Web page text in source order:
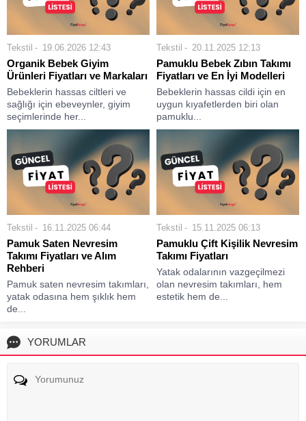
Tekstil 19.06.2026 12:43
Organik Bebek Giyim
Ürünleri Fiyatları ve Markaları
Bebeklerin hassas ciltleri ve
sağlığı için ebeveynler, giyim
seçimlerinde her...
Tekstil 20.11.2025 12:13
Pamuklu Bebek Zıbın Takımı
Fiyatları ve En İyi Modelleri
Bebeklerin hassas cildi için en
uygun kıyafetlerden biri olan
pamuklu...
Tekstil 16.11.2025 06:44
Pamuk Saten Nevresim
Takımı Fiyatları ve Alım
Rehberi
Pamuk saten nevresim takımları,
yatak odasına hem şıklık hem
de...
Tekstil 15.11.2025 06:13
Pamuklu Çift Kişilik Nevresim
Takımı Fiyatları
Yatak odalarının vazgeçilmezi
olan nevresim takımları, hem
estetik hem de...
YORUMLAR